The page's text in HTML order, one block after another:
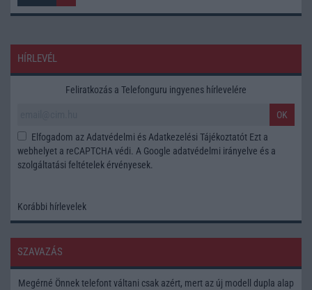
HÍRLEVÉL
Feliratkozás a Telefonguru ingyenes hírlevelére
OK
Elfogadom azAdatvédelmi és Adatkezelési Tájékoztatót Ezt a
webhelyet a reCAPTCHA védi. A Google adatvédelmi irányelve és a
szolgáltatási feltételek érvényesek.
Korábbi hírlevelek
SZAVAZÁS
Megérné Önnek telefont váltani csak azért, mert az új modell dupla alap